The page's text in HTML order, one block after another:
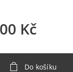
Kč
Do košíku